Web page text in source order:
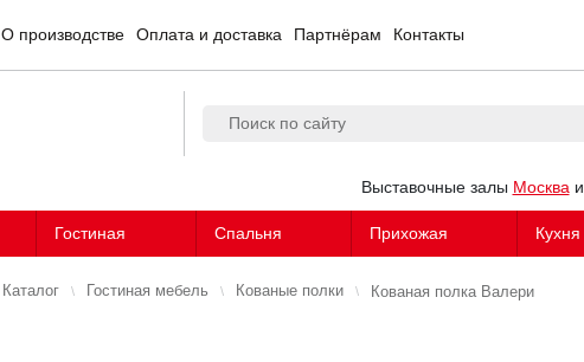
О производстве Оплата и доставка Партнёрам Контакты
Выставочные залы Москва и
Гостиная Спальня Прихожая Кухня
Каталог Гостиная мебель Кованые полки Кованая полка Валери